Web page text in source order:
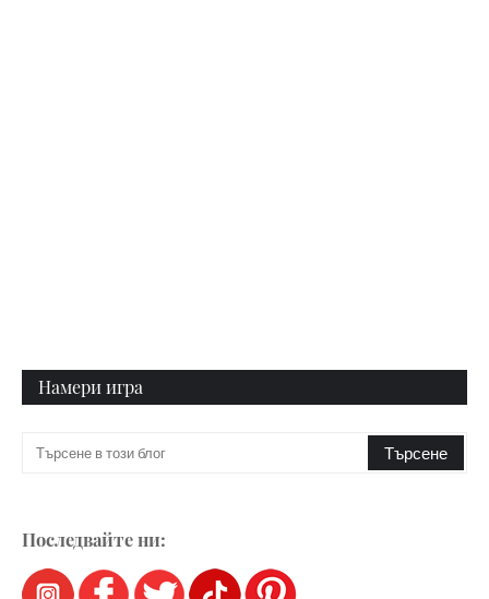
Намери игра
Последвайте ни: